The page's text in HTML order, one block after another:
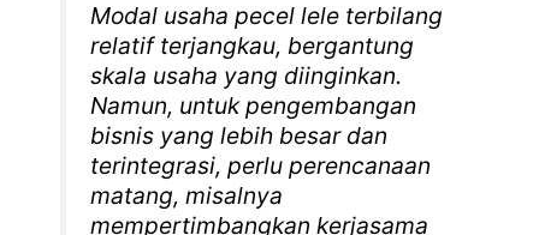
Modal usaha pecel lele terbilang
relatif terjangkau, bergantung
skala usaha yang diinginkan.
Namun, untuk pengembangan
bisnis yang lebih besar dan
terintegrasi, perlu perencanaan
matang, misalnya
mempertimbangkan kerjasama